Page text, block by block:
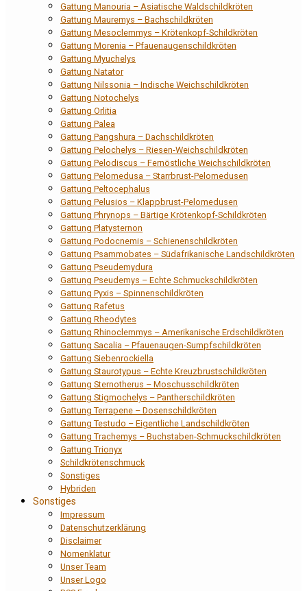
Gattung Manouria – Asiatische Waldschildkröten
Gattung Mauremys – Bachschildkröten
Gattung Mesoclemmys – Krötenkopf-Schildkröten
Gattung Morenia – Pfauenaugenschildkröten
Gattung Myuchelys
Gattung Natator
Gattung Nilssonia – Indische Weichschildkröten
Gattung Notochelys
Gattung Orlitia
Gattung Palea
Gattung Pangshura – Dachschildkröten
Gattung Pelochelys – Riesen-Weichschildkröten
Gattung Pelodiscus – Fernöstliche Weichschildkröten
Gattung Pelomedusa – Starrbrust-Pelomedusen
Gattung Peltocephalus
Gattung Pelusios – Klappbrust-Pelomedusen
Gattung Phrynops – Bärtige Krötenkopf-Schildkröten
Gattung Platysternon
Gattung Podocnemis – Schienenschildkröten
Gattung Psammobates – Südafrikanische Landschildkröten
Gattung Pseudemydura
Gattung Pseudemys – Echte Schmuckschildkröten
Gattung Pyxis – Spinnenschildkröten
Gattung Rafetus
Gattung Rheodytes
Gattung Rhinoclemmys – Amerikanische Erdschildkröten
Gattung Sacalia – Pfauenaugen-Sumpfschildkröten
Gattung Siebenrockiella
Gattung Staurotypus – Echte Kreuzbrustschildkröten
Gattung Sternotherus – Moschusschildkröten
Gattung Stigmochelys – Pantherschildkröten
Gattung Terrapene – Dosenschildkröten
Gattung Testudo – Eigentliche Landschildkröten
Gattung Trachemys – Buchstaben-Schmuckschildkröten
Gattung Trionyx
Schildkrötenschmuck
Sonstiges
Hybriden
Sonstiges
Impressum
Datenschutzerklärung
Disclaimer
Nomenklatur
Unser Team
Unser Logo